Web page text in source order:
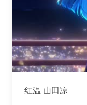
红温 山田凉